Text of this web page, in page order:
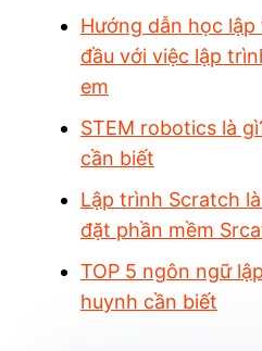
Hướng dẫn học
đầu với việc lập
em
STEM robotics là
cần biết
Lập trình Scratch
đặt phần mềm
TOP 5 ngôn ngữ
huynh cần biết